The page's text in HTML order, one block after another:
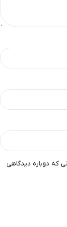
که دوباره دیدگاهی